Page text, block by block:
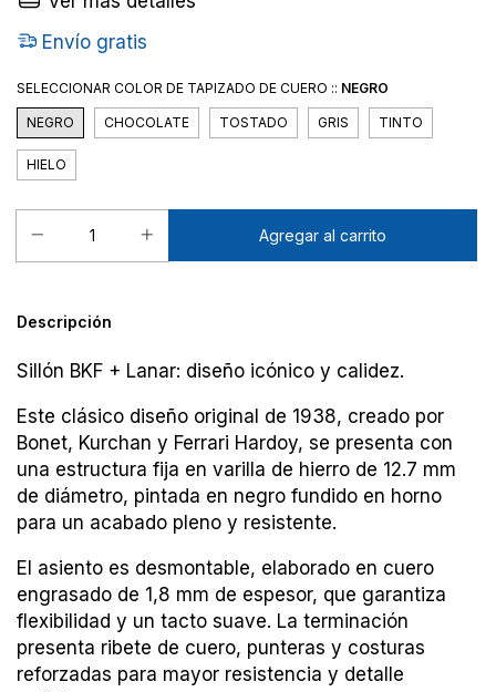
Envío gratis
SELECCIONAR COLOR DE TAPIZADO DE CUERO :: NEGRO
NEGRO CHOCOLATE TOSTADO GRIS TINTO
HIELO
Descripción
Sillón BKF + Lanar: diseño icónico y calidez.
Este clásico diseño original de 1938, creado por
Bonet, Kurchan y Ferrari Hardoy, se presenta con
una estructura fija en varilla de hierro de 12.7 mm
de diámetro, pintada en negro fundido en horno
para un acabado pleno y resistente.
El asiento es desmontable, elaborado en cuero
engrasado de 1,8 mm de espesor, que garantiza
flexibilidad y un tacto suave. La terminación
presenta ribete de cuero, punteras y costuras
reforzadas para mayor resistencia y detalle